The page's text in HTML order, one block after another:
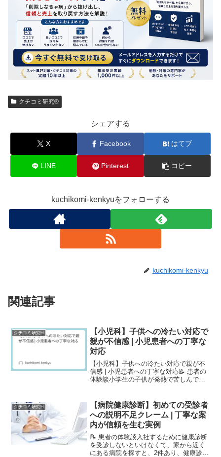
クチコミ研究®
シェアする
X Facebook はてブ
LINE Pinterest コピー
kuchikomi-kenkyuをフォローする
kuchikomi-kenkyu
関連記事
クチコミ研究®
【小児科】子供への冷たい対応で
親が不信感 | 小児患者への丁寧な
対応
【小児科】子供への冷たい対応で親が不
信感 | 小児患者への丁寧な対応📝 患者の
体験談小学生の子供が発熱で苦しんでい
度が、あまりにも冷たくてひどかったで
す。まず、驚きまし...
クチコミ研究®
【病院健康診断】初めての受診者
への説明不足クレーム | 丁寧な案
内が信頼を生む実例
📝 患者の体験談入社するために健康診断
を受診しないといけなくて、家から近く
にある病院を探すと、2件あり、健康診断